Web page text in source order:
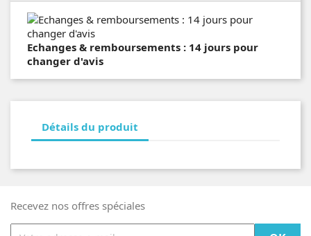
Echanges & remboursements : 14 jours pour
changer d'avis
Détails du produit
Recevez nos offres spéciales